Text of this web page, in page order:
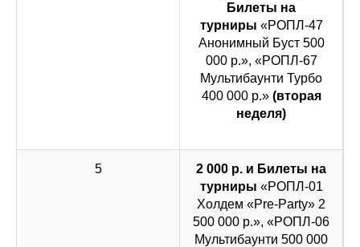
Билеты на
турниры «РОПЛ-47
Анонимный Буст 500
000 р.», «РОПЛ-67
Мультибаунти Турбо
400 000 р.» (вторая
неделя)
5
2 000 р. и Билеты на
турниры «РОПЛ-01
Холдем «Pre-Party» 2
500 000 р.», «РОПЛ-06
Мультибаунти 500 000